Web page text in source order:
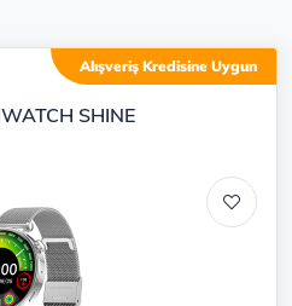
Alışveriş Kredisine Uygun
SHINE